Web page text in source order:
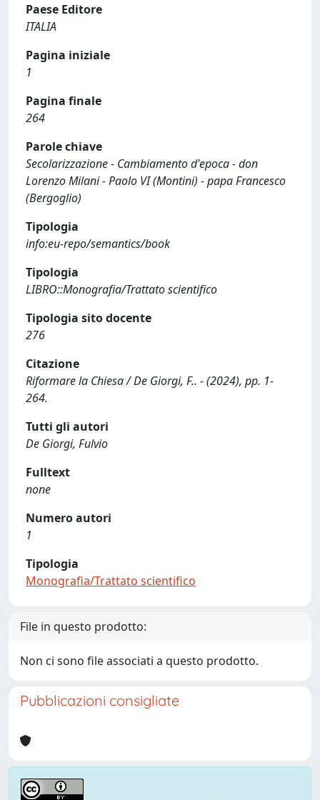
Paese Editore
ITALIA
Pagina iniziale
1
Pagina finale
264
Parole chiave
Secolarizzazione - Cambiamento d'epoca - don
Lorenzo Milani - Paolo VI (Montini) - papa Francesco
(Bergoglio)
Tipologia
info:eu-repo/semantics/book
Tipologia
LIBRO::Monografia/Trattato scientifico
Tipologia sito docente
276
Citazione
Riformare la Chiesa / De Giorgi, F.. - (2024), pp. 1-
264.
Tutti gli autori
De Giorgi, Fulvio
Fulltext
none
Numero autori
1
Tipologia
Monografia/Trattato scientifico
File in questo prodotto:
Non ci sono file associati a questo prodotto.
Pubblicazioni consigliate